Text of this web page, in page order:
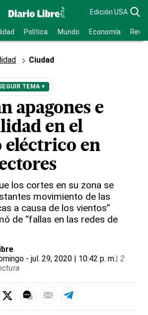
Edición USA
Política Mundo Economía
Ciudad
TEMA +
apagones e
en el
eléctrico en
los cortes en su zona se
movimiento de las
a causa de los vientos”
de “fallas en las redes de
- jul. 29, 2020 | 10:42 p. m.| 2